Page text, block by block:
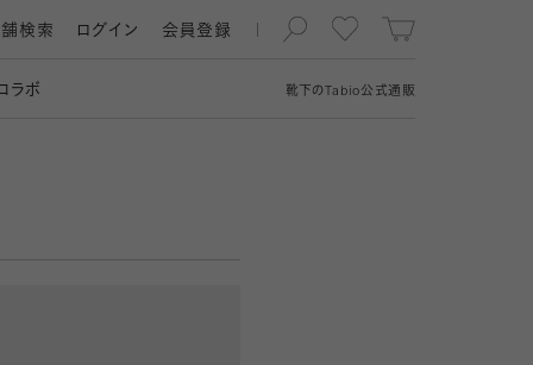
靴下の Tabio公式通販
検索 ログイン 会員登録
ラボ